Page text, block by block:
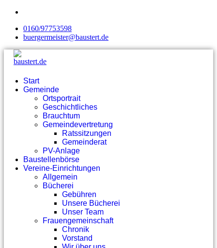
0160/97753598
buergermeister@baustert.de
Start
Gemeinde
Ortsportrait
Geschichtliches
Brauchtum
Gemeindevertretung
Ratssitzungen
Gemeinderat
PV-Anlage
Baustellenbörse
Vereine-Einrichtungen
Allgemein
Bücherei
Gebühren
Unsere Bücherei
Unser Team
Frauengemeinschaft
Chronik
Vorstand